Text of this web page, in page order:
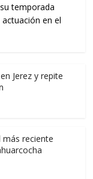
temporada
actuación en el
Jerez y repite
reciente